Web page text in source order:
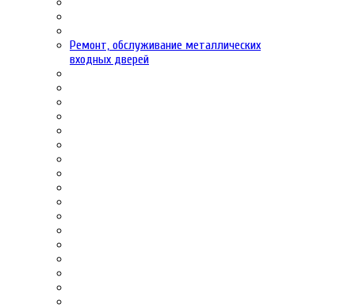
Ремонт, обслуживание металлических
входных дверей